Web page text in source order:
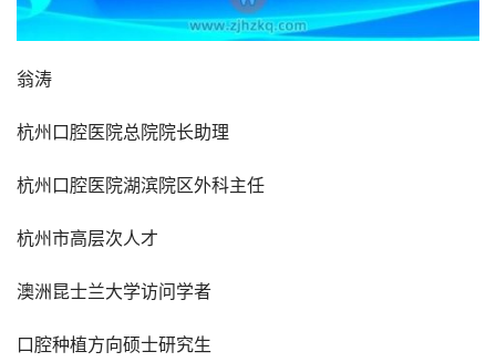
翁涛
杭州口腔医院总院院长助理
杭州口腔医院湖滨院区外科主任
杭州市高层次人才
澳洲昆士兰大学访问学者
口腔种植方向硕士研究生